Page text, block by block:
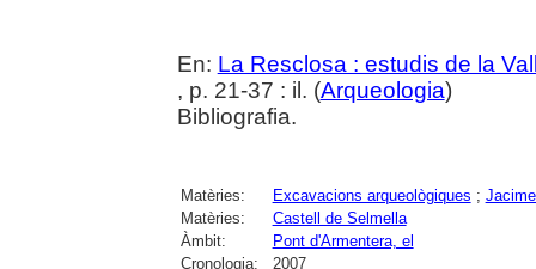
En: La Resclosa : estudis de la
, p. 21-37 : il. (Arqueologia)
Bibliografia.
Matèries: Excavacions arqueològiques ;
Matèries:
Castell de Selmella
Àmbit:
Pont d'Armentera, el
Cronologia:
2007